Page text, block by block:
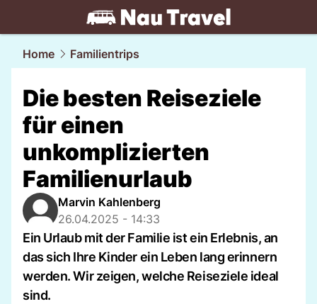
travel.NAU.ch
Home Familientrips
Die besten Reiseziele
für einen
unkomplizierten
Familienurlaub
Marvin Kahlenberg
26.04.2025 - 14:33
Ein Urlaub mit der Familie ist ein Erlebnis, an
das sich Ihre Kinder ein Leben lang erinnern
werden. Wir zeigen, welche Reiseziele ideal
sind.